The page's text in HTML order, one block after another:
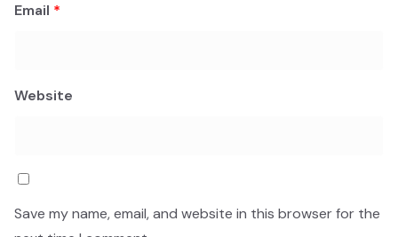
Email *
Website
Save my name, email, and website in this browser for the